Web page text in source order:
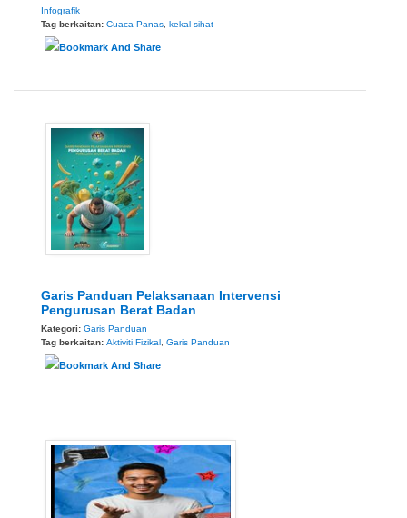
Infografik
Tag berkaitan: Cuaca Panas kekal sihat
Garis Panduan Pelaksanaan Intervensi
Pengurusan Berat Badan
Kategori: Garis Panduan
Tag berkaitan: Aktiviti Fizikal Garis Panduan